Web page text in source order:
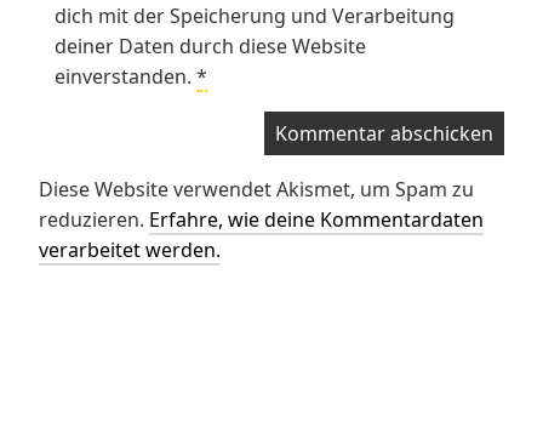
dich mit der Speicherung und Verarbeitung
deiner Daten durch diese Website
einverstanden. *
Diese Website verwendet Akismet, um Spam zu
reduzieren. Erfahre, wie deine Kommentardaten
verarbeitet werden.